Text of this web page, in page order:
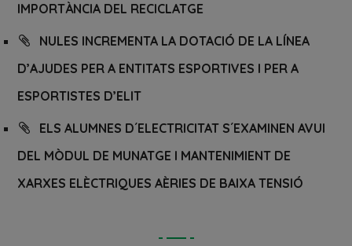
IMPORTÀNCIA DEL RECICLATGE
NULES INCREMENTA LA DOTACIÓ DE LA LÍNEA
D’AJUDES PER A ENTITATS ESPORTIVES I PER A
ESPORTISTES D’ELIT
ELS ALUMNES D´ELECTRICITAT S´EXAMINEN AVUI
DEL MÒDUL DE MUNATGE I MANTENIMIENT DE
XARXES ELÈCTRIQUES AÈRIES DE BAIXA TENSIÓ